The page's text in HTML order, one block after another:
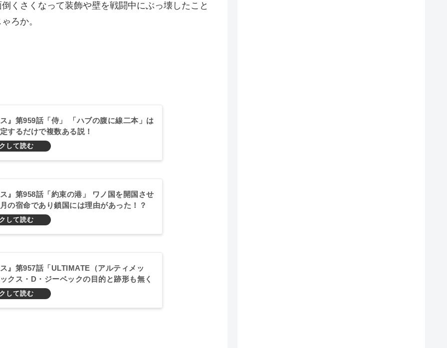
くさくなって装飾や壁を戦闘中にぶっ壊したこと
ろか。
』第959話「侍」 「ハブの腹に線二本」は
するだけで複数ある説！
』第958話「約束の港」 ワノ国を開国させ
の宿命であり鎖国には理由があった！？
』第957話「ULTIMATE（アルティメッ
クス・D・ジーベックの目的と跡形も無く
ドバレー